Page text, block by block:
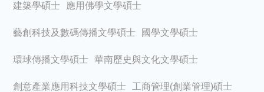
建築學碩士 應用佛學文學碩士
藝創科技及數碼傳播文學碩士 國學文學碩士
環球傳播文學碩士 華南歷史與文化文學碩士
創意產業應用科技文學碩士 工商管理(創業管理)碩士